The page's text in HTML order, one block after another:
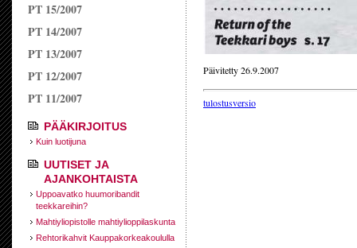
PT 15/2007
PT 14/2007
PT 13/2007
PT 12/2007
PT 11/2007
PÄÄKIRJOITUS
Kuin luotijuna
UUTISET JA
AJANKOHTAISTA
Uppoavatko huumoribandit
teekkareihin?
Mahtiyliopistolle mahtiylioppilaskunta
Rehtorikahvit Kauppakorkeakoululla
Päivitetty 26.9.2007
tulostusversio